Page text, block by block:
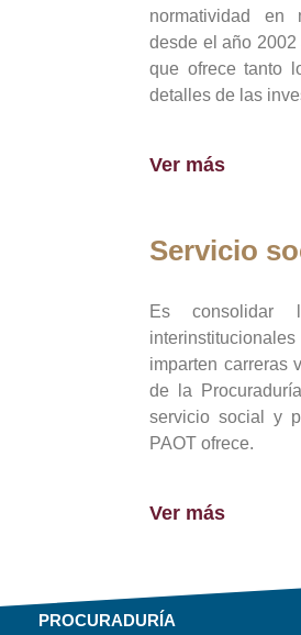
normatividad en
desde el año
que ofrece tanto
detalles de las
Ver más
Servicio
Es consolidar
imparten carreras
de la
servicio social y
PAOT ofrece.
Ver más
PROCURADURÍA